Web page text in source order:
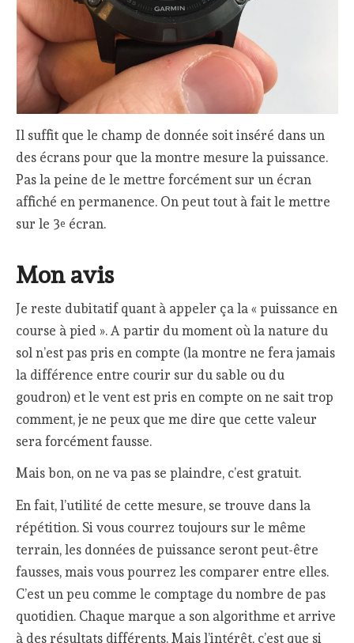
Il suffit que le champ de donnée soit inséré dans un
des écrans pour que la montre mesure la puissance.
Pas la peine de le mettre forcément sur un écran
affiché en permanence. On peut tout à fait le mettre
sur le 3e écran.
Mon avis
Je reste dubitatif quant à appeler ça la « puissance en
course à pied ». A partir du moment où la nature du
sol n’est pas pris en compte (la montre ne fera jamais
la différence entre courir sur du sable ou du
goudron) et le vent est pris en compte on ne sait trop
comment, je ne peux que me dire que cette valeur
sera forcément fausse.
Mais bon, on ne va pas se plaindre, c’est gratuit.
En fait, l’utilité de cette mesure, se trouve dans la
répétition. Si vous courrez toujours sur le même
terrain, les données de puissance seront peut-être
fausses, mais vous pourrez les comparer entre elles.
C’est un peu comme le comptage du nombre de pas
quotidien. Chaque marque a son algorithme et arrive
à des résultats différents. Mais l’intérêt, c’est que si